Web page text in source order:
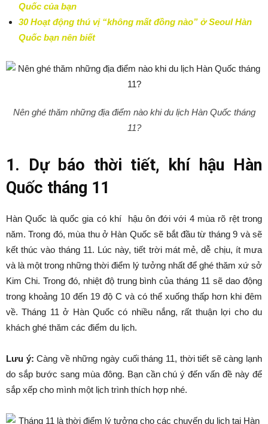
Quốc của bạn
30 Hoạt động thú vị “không mất đồng nào” ở Seoul Hàn
Quốc bạn nên biết
Nên ghé thăm những địa điểm nào khi du lịch Hàn Quốc tháng
11?
1. Dự báo thời tiết, khí hậu Hàn
Quốc tháng 11
Hàn Quốc là quốc gia có khí hậu ôn đới với 4 mùa rõ rệt trong
năm. Trong đó, mùa thu ở Hàn Quốc sẽ bắt đầu từ tháng 9 và sẽ
kết thúc vào tháng 11. Lúc này, tiết trời mát mẻ, dễ chịu, ít mưa
và là một trong những thời điểm lý tưởng nhất để ghé thăm xứ sở
Kim Chi. Trong đó, nhiệt độ trung bình của tháng 11 sẽ dao động
trong khoảng 10 đến 19 độ C và có thể xuống thấp hơn khi đêm
về. Tháng 11 ở Hàn Quốc có nhiều nắng, rất thuận lợi cho du
khách ghé thăm các điểm du lịch.
Lưu ý: Càng về những ngày cuối tháng 11, thời tiết sẽ càng lạnh
do sắp bước sang mùa đông. Bạn cần chú ý đến vấn đề này để
sắp xếp cho mình một lịch trình thích hợp nhé.